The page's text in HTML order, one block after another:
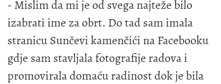
- Mislim da mi je od svega najteže bilo
izabrati ime za obrt. Do tad sam imala
stranicu Sunčevi kamenčići na Facebooku
gdje sam stavljala fotografije radova i
promovirala domaću radinost dok je bila